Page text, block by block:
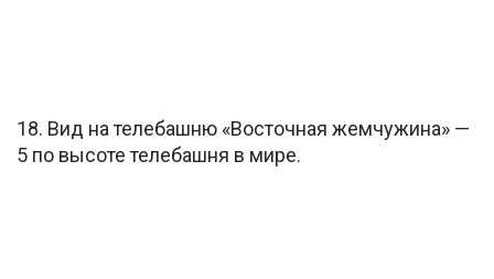
18. Вид на телебашню «Восточная жемчужина» —
5 по высоте телебашня в мире.